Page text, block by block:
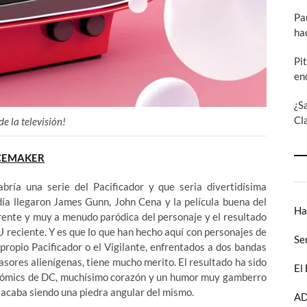
la televisión!
una serie del Pacificador y que seria divertidísima
llegaron James Gunn, John Cena y la película buena del
y muy a menudo paródica del personaje y el resultado
Y es que lo que han hecho aquí con personajes de
Pacificador o el Vigilante, enfrentados a dos bandas
alienígenas, tiene mucho merito. El resultado ha sido
de DC, muchísimo corazón y un humor muy gamberro
siendo una piedra angular del mismo.
El